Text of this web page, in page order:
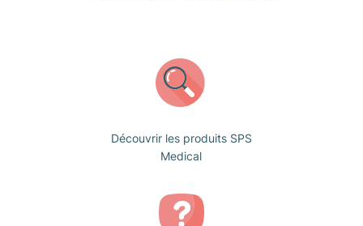
Découvrir les produits SPS
Medical